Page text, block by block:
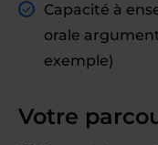
Capacité à
orale
exemple)
Votre